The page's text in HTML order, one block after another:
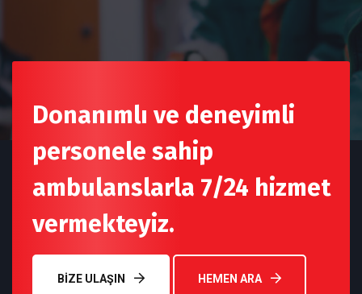
Donanımlı ve deneyimli
personele sahip
ambulanslarla 7/24 hizmet
vermekteyiz.
BIZE ULAŞIN HEMEN ARA